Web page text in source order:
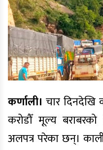
कर्णाली। चार दिनदेखि
करोडौँ मूल्य
अलपत्र परेका छन्।